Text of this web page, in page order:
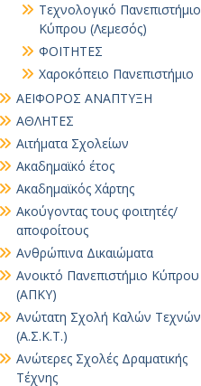
Τεχνολογικό Πανεπιστήμιο
Κύπρου (Λεμεσός)
ΦΟΙΤΗΤΕΣ
Χαροκόπειο Πανεπιστήμιο
ΑΕΙΦΟΡΟΣ ΑΝΑΠΤΥΞΗ
ΑΘΛΗΤΕΣ
Αιτήματα Σχολείων
Ακαδημαϊκό έτος
Ακαδημαϊκός Χάρτης
Ακούγοντας τους φοιτητές/
αποφοίτους
Ανθρώπινα Δικαιώματα
Ανοικτό Πανεπιστήμιο Κύπρου
(ΑΠΚΥ)
Ανώτατη Σχολή Καλών Τεχνών
(Α.Σ.Κ.Τ.)
Ανώτερες Σχολές Δραματικής
Τέχνης